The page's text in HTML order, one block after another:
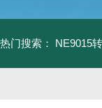
热门搜索： NE9015